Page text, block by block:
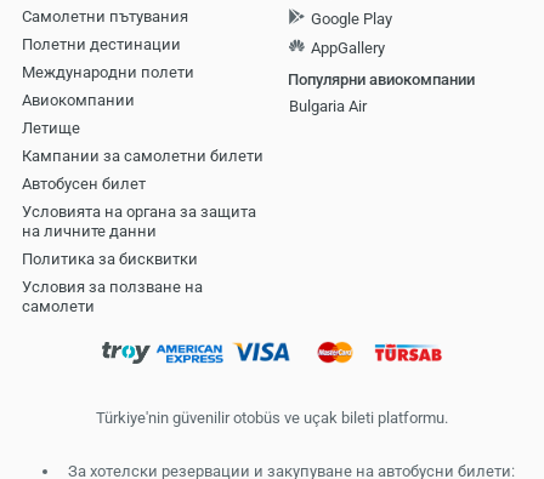
Самолетни пътувания
Полетни дестинации
Международни полети
Авиокомпании
Летище
Кампании за самолетни билети
Автобусен билет
Условията на органа за защита
на личните данни
Политика за бисквитки
Условия за ползване на
самолети
Google Play
AppGallery
Популярни авиокомпании
Bulgaria Air
Türkiye'nin güvenilir otobüs ve uçak bileti platformu.
За хотелски резервации и закупуване на автобусни билети: